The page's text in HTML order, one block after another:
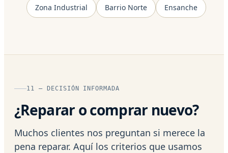
Zona Industrial Barrio Norte Ensanche
11 — DECISIÓN INFORMADA
¿Reparar o comprar nuevo?
Muchos clientes nos preguntan si merece la
pena reparar. Aquí los criterios que usamos